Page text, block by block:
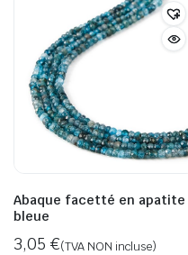
Abaque facetté en apatite
bleue
3,05 €(TVA NON incluse)